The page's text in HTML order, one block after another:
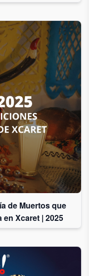
de Muertos que
Xcaret | 2025